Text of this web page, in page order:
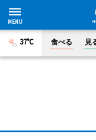
37°C 食べる 見